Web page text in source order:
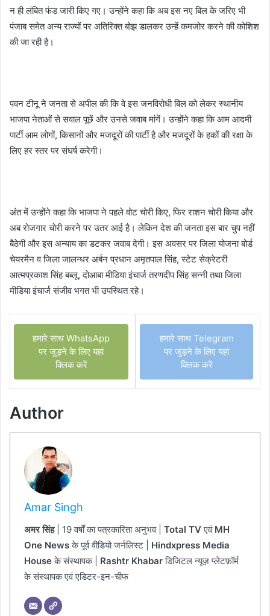
न ही लंबित फंड जारी किए गए। उन्होंने कहा कि अब इस नए बिल के जरिए भी
पंजाब समेत अन्य राज्यों पर अतिरिक्त बोझ डालकर उन्हें कमजोर करने की कोशिश
की जा रही है।
पवन टीनू ने जनता से अपील की कि वे इस जनविरोधी बिल को लेकर स्थानीय
भाजपा नेताओं से सवाल पूछें और उनसे जवाब मांगें। उन्होंने कहा कि आम आदमी
पार्टी आम लोगों, किसानों और मजदूरों की पार्टी है और मजदूरों के हकों की रक्षा के
लिए हर स्तर पर संघर्ष करेगी।
अंत में उन्होंने कहा कि भाजपा ने पहले वोट चोरी किए, फिर राशन चोरी किया और
अब रोजगार चोरी करने पर उतर आई है। लेकिन देश की जनता इस बार चुप नहीं
बैठेगी और इस अन्याय का डटकर जवाब देगी। इस अवसर पर जिला योजना बोर्ड
चेयरमैन व जिला जालन्धर अर्बन प्रधान अमृतपाल सिंह, स्टेट सेक्रेटरी
आत्मप्रकाश सिंह बब्लू, दोआबा मीडिया इंचार्ज तरणदीप सिंह सन्नी तथा जिला
मीडिया इंचार्ज संजीव भगत भी उपस्थित रहे।
हमारे साथ WhatsApp
पर जुड़ने के लिए यहां
क्लिक करें
हमारे साथ Telegram
पर जुड़ने के लिए यहां
क्लिक करें
Author
Amar Singh
अमर सिंह| 19 वर्षों का पत्रकारिता अनुभव | Total TVएवं MH
One Newsके पूर्व वीडियो जर्नलिस्ट | Hindxpress Media
Houseके संस्थापक | Rashtr Khabarडिजिटल न्यूज़ प्लेटफ़ॉर्म
के संस्थापक एवं एडिटर-इन-चीफ